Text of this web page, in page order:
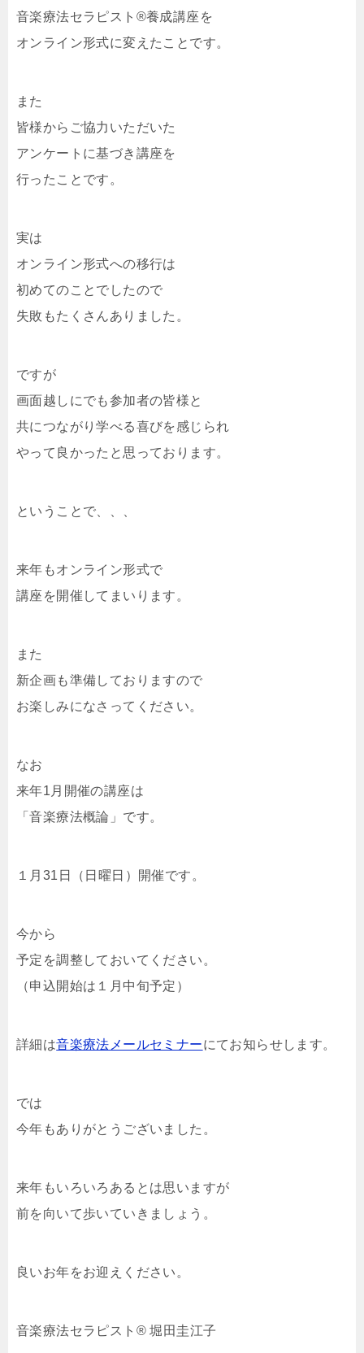
音楽療法セラピスト®養成講座を
オンライン形式に変えたことです。
また
皆様からご協力いただいた
アンケートに基づき講座を
行ったことです。
実は
オンライン形式への移行は
初めてのことでしたので
失敗もたくさんありました。
ですが
画面越しにでも参加者の皆様と
共につながり学べる喜びを感じられ
やって良かったと思っております。
ということで、、、
来年もオンライン形式で
講座を開催してまいります。
また
新企画も準備しておりますので
お楽しみになさってください。
なお
来年1月開催の講座は
「音楽療法概論」です。
１月31日（日曜日）開催です。
今から
予定を調整しておいてください。
（申込開始は１月中旬予定）
詳細は音楽療法メールセミナーにてお知らせします。
では
今年もありがとうございました。
来年もいろいろあるとは思いますが
前を向いて歩いていきましょう。
良いお年をお迎えください。
音楽療法セラピスト® 堀田圭江子